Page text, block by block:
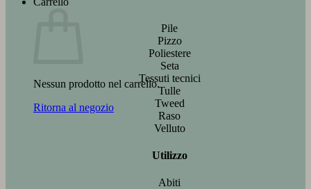
Nessun prodotto nel carrello.
Ritorna al negozio
Pile
Pizzo
Poliestere
Seta
Tessuti tecnici
Tulle
Tweed
Raso
Velluto
Utilizzo
Abiti